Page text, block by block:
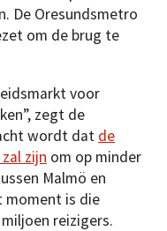
De Oresundsmetro
om de brug te
voor
zegt de
wordt dat de
zijn om op minder
Malmö en
moment is die
reizigers.